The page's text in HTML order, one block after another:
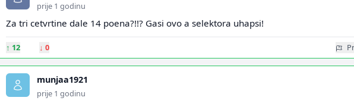
prije 1 godinu
Za tri cetvrtine dale 14 poena?!!? Gasi ovo a selektora uhapsi!
↑ 12 ↓ 0
munjaa1921
prije 1 godinu